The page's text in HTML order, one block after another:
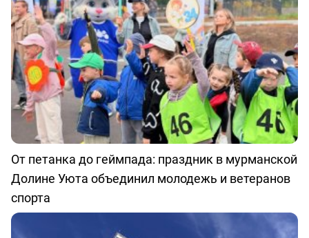
От петанка до геймпада: праздник в мурманской
Долине Уюта объединил молодежь и ветеранов
спорта